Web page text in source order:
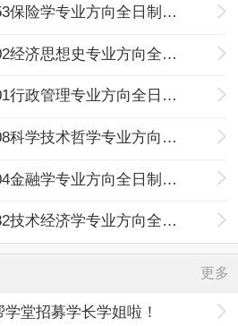
2019年辽宁大学020253保险学专业方向全日制考研复试分数线
2019年辽宁大学020102经济思想史专业方向全日制考研复试分数线
2019年辽宁大学120401行政管理专业方向全日制考研复试分数线
2019年辽宁大学010108科学技术哲学专业方向全日制考研复试分数线
2019年辽宁大学020204金融学专业方向全日制考研复试分数线
2019年辽宁大学020282技术经济学专业方向全日制考研复试分数线
更多
学堂招募学长学姐啦！